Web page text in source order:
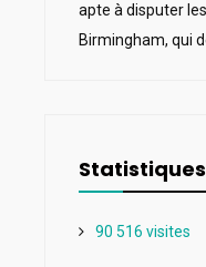
apte à disputer
Birmingham, qui
90 516 visites